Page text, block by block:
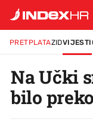
PRETPLATAZIDVIJESTI
Na Učki
bilo